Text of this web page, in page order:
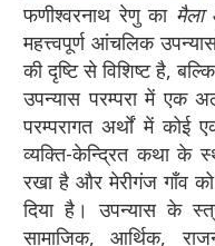
फणीश्वरनाथ रेणु का
महत्त्वपूर्ण आंचलिक
की दृष्टि से विशिष्ट है,
उपन्यास परम्परा में एक
परम्परागत अर्थों में कोई
व्यक्ति-केन्द्रित कथा के
रखा है और मेरीगंज गाँव
दिया है। उपन्यास के
सामाजिक, आर्थिक,